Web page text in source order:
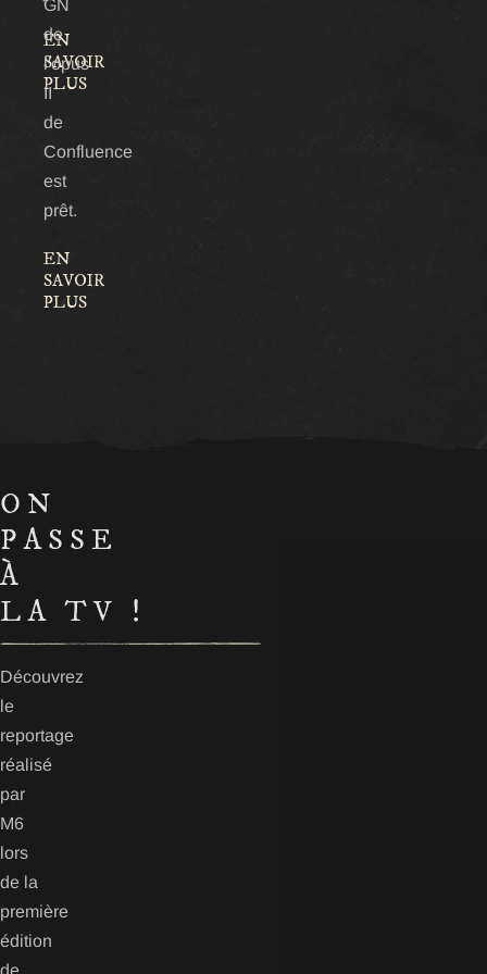
EN
SAVOIR
PLUS
GN
de
l'opus
II
de
Confluence
est
prêt.
EN
SAVOIR
PLUS
ON
PASSE
À
LA TV !
Découvrez
le
reportage
réalisé
par
M6
lors
de la
première
édition
de